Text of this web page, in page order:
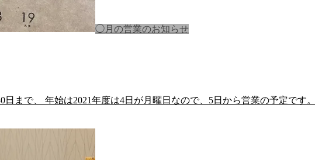
◯月の営業のお知らせ
まで、 年始は2021年度は4日が月曜日なので、5日から営業の予定です